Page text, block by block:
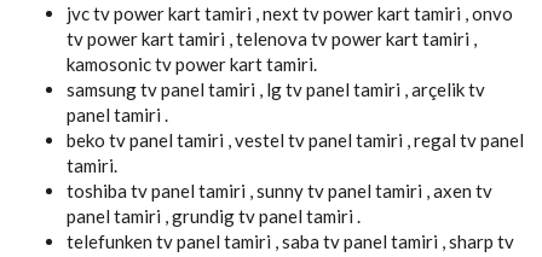
jvc tv power kart tamiri , next tv power kart tamiri , onvo
tv power kart tamiri , telenova tv power kart tamiri ,
kamosonic tv power kart tamiri.
samsung tv panel tamiri , lg tv panel tamiri , arçelik tv
panel tamiri .
beko tv panel tamiri , vestel tv panel tamiri , regal tv panel
tamiri.
toshiba tv panel tamiri , sunny tv panel tamiri , axen tv
panel tamiri , grundig tv panel tamiri .
telefunken tv panel tamiri , saba tv panel tamiri , sharp tv